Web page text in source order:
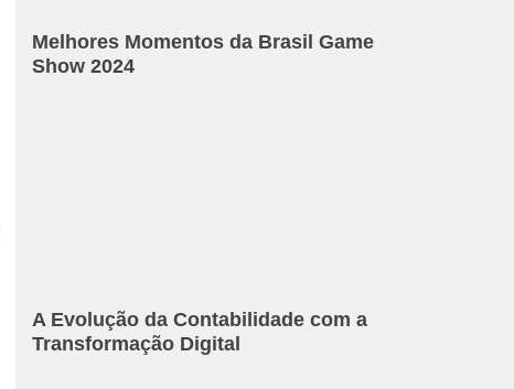
Melhores Momentos da Brasil Game
Show 2024
A Evolução da Contabilidade com a
Transformação Digital